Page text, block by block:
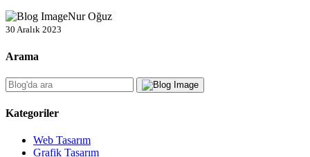
Nur Oğuz
30 Aralık 2023
Arama
Kategoriler
Web Tasarım
Grafik Tasarım